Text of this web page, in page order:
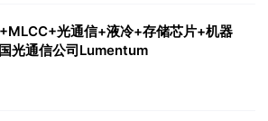
光通信+液冷+存储芯片+机器
光通信公司Lumentum